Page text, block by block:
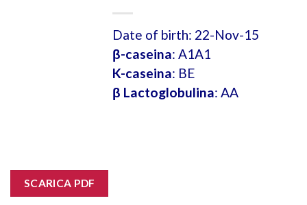
Date of birth: 22-Nov-15
β-caseina: A1A1
K-caseina: BE
β Lactoglobulina: AA
SCARICA PDF